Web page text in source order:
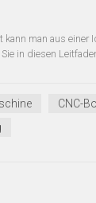
man aus einer
in diesen
CNC-